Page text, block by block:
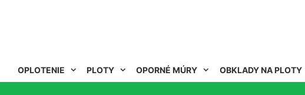
OPLOTENIE PLOTY OPORNÉ MÚRY OBKLADY NA PLOTY